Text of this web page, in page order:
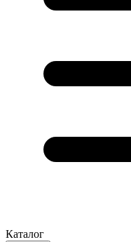
Каталог